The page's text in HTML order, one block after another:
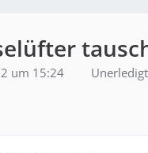
um 15:24 Unerledigt